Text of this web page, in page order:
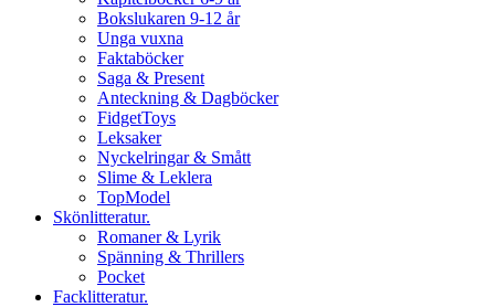
Bokslukaren 9-12 år
Unga vuxna
Faktaböcker
Saga & Present
Anteckning & Dagböcker
FidgetToys
Leksaker
Nyckelringar & Smått
Slime & Leklera
TopModel
Skönlitteratur.
Romaner & Lyrik
Spänning & Thrillers
Pocket
Facklitteratur.